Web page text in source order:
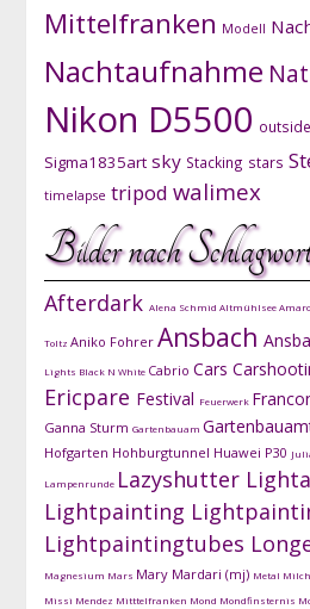
Mittelfranken Modell
Nachtaufnahme
Nikon D5500 outside
Sigma1835art sky Stacking stars
timelapse tripod walimex
Bilder nach
Afterdark Alena Schmid Altmühlsee
Toltz Aniko Fohrer Ansbach
Lights Black N White Cabrio Cars
Ericpare Festival Feuerwerk
Ganna Sturm Gartenbauam
Hofgarten Hohburgtunnel Huawei P30
Lampenrunde Lazyshutter
Lightpainting
Lightpaintingtubes
Magnesium Mars Mary Mardari (mj) Metal
Missi Mendez Mitttelfranken Mond Mondfinsternis